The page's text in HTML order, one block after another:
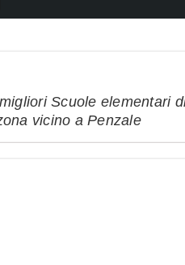
Scuole elementari
vicino a Penzale